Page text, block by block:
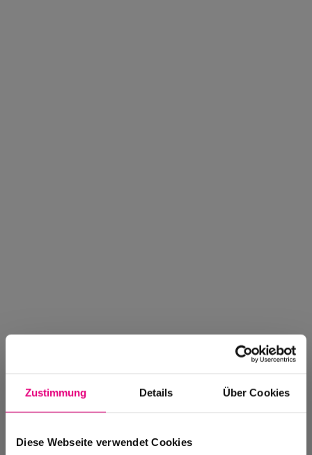
Zustimmung Details Über Cookies
Diese Webseite verwendet Cookies